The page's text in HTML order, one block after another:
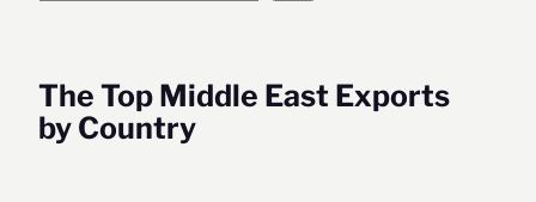
The Top Middle East Exports
by Country